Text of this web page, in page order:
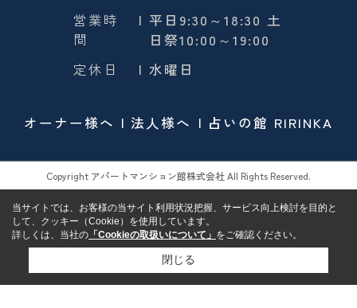
営業時
間
| 平日9:30～18:30 土
日祭10:00～19:00
定休日
| 水曜日
オーナー様へ 法人様へ 占いの館 RIRINKA
Copyright アパートマンション館株式会社 All Rights Reserved.
当サイトでは、お客様の当サイト利用状況把握、サービス向上検討を目的と
して、クッキー（Cookie）を使用しています。
詳しくは、当社の 「Cookieの取扱いについて」 をご確認ください。
閉じる